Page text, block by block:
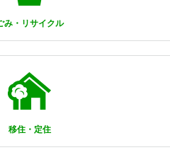
み・リサイクル
移住・定住